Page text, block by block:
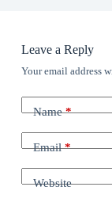
Leave a Reply
Your email address
Name*
Email*
Website